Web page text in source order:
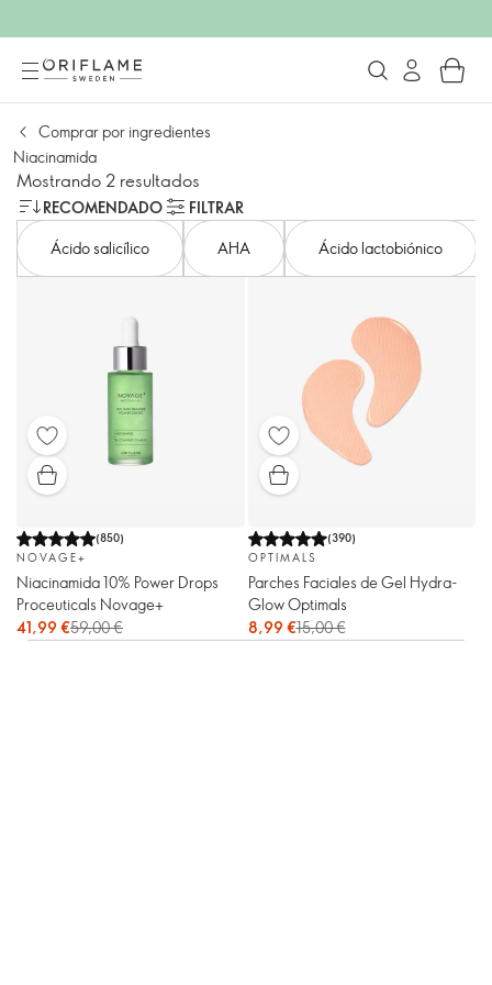
Comprar por ingredientes
Niacinamida
Mostrando 2 resultados
RECOMENDADO
FILTRAR
Ácido salicílico
AHA Ácido lactobiónico
(850)
NOVAGE+
Niacinamida 10% Power Drops
Proceuticals Novage+
41,99 €59,00 €
(390)
OPTIMALS
Parches Faciales de Gel Hydra-
Glow Optimals
8,99 €15,00 €